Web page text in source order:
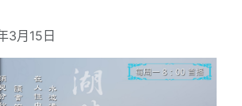
3月15日